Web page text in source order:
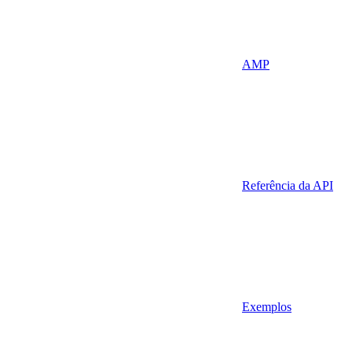
AMP
Referência da API
Exemplos